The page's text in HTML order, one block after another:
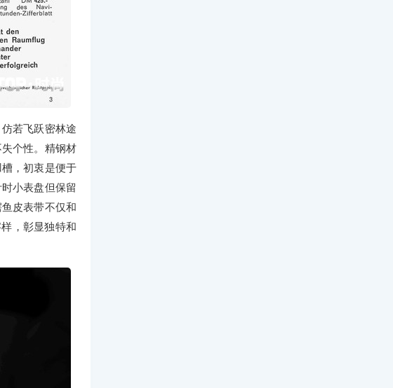
若飞跃密林途
个性。精钢材
，初衷是便于
小表盘但保留
皮表带不仅和
，彰显独特和